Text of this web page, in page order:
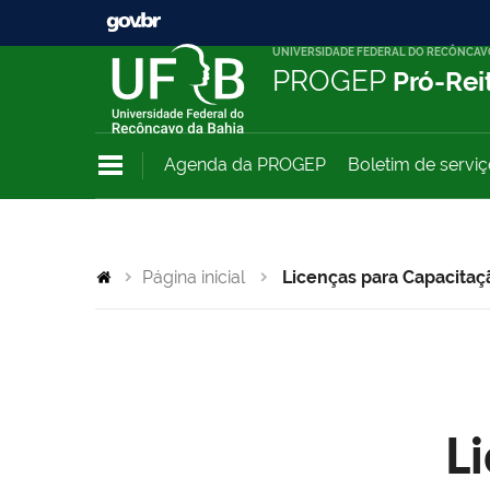
UNIVERSIDADE FEDERAL DO
PROGEP Pró-
Agenda da PROGEP Boletim de
Página inicial Licenças para